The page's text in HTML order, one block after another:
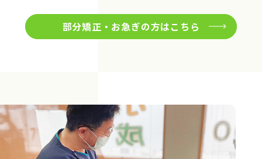
部分矯正・お急ぎの方はこちら